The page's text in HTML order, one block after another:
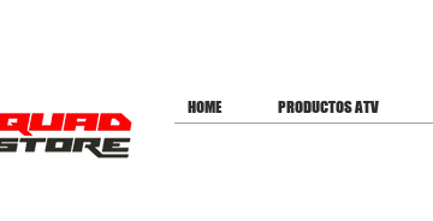
HOME PRODUCTOS ATV